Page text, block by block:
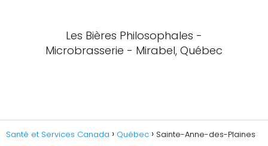
Les Bières Philosophales -
Microbrasserie - Mirabel, Québec
Santé et Services Canada Québec
Sainte-Anne-des-Plaines